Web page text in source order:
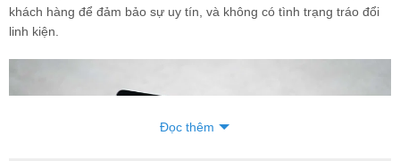
khách hàng để đảm bảo sự uy tín, và không có tình trạng tráo đổi
linh kiện.
Đọc thêm